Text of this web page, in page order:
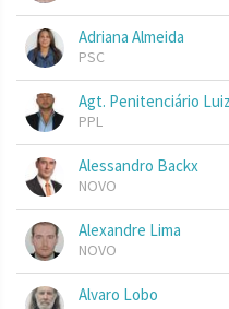
Adriana Almeida
PSC
Agt. Penitenciário
PPL
Alessandro Backx
NOVO
Alexandre Lima
NOVO
Alvaro Lobo